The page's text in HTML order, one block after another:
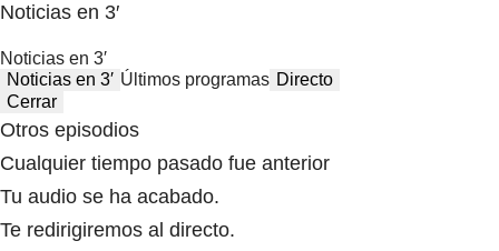
Noticias en 3′
Noticias en 3′
Noticias en 3′ Últimos programas Directo
Cerrar
Otros episodios
Cualquier tiempo pasado fue anterior
Tu audio se ha acabado.
Te redirigiremos al directo.